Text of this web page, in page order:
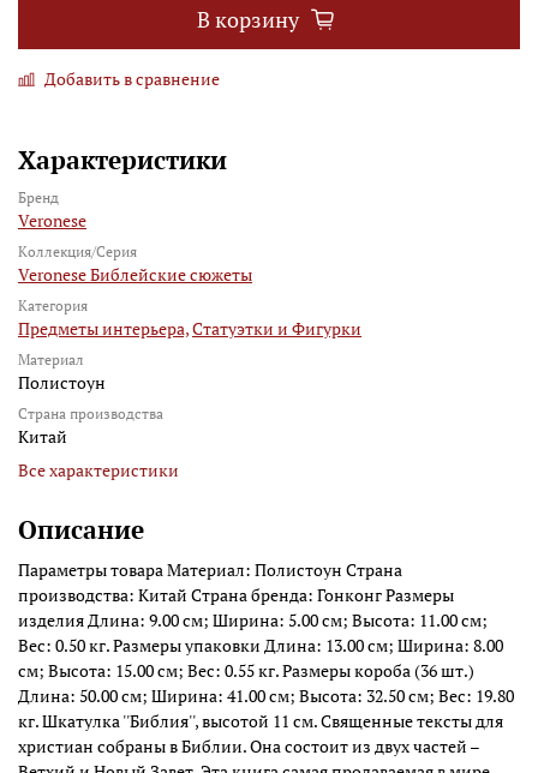
В корзину
Добавить в сравнение
Характеристики
Бренд
Veronese
Коллекция/Серия
Veronese Библейские сюжеты
Категория
Предметы интерьера,Статуэтки и Фигурки
Материал
Полистоун
Страна производства
Китай
Все характеристики
Описание
Параметры товара Материал: Полистоун Страна
производства: Китай Страна бренда: Гонконг Размеры
изделия Длина: 9.00 см; Ширина: 5.00 см; Высота: 11.00 см;
Вес: 0.50 кг. Размеры упаковки Длина: 13.00 см; Ширина: 8.00
см; Высота: 15.00 см; Вес: 0.55 кг. Размеры короба (36 шт.)
Длина: 50.00 см; Ширина: 41.00 см; Высота: 32.50 см; Вес: 19.80
кг. Шкатулка ''Библия'', высотой 11 см. Священные тексты для
христиан собраны в Библии. Она состоит из двух частей –